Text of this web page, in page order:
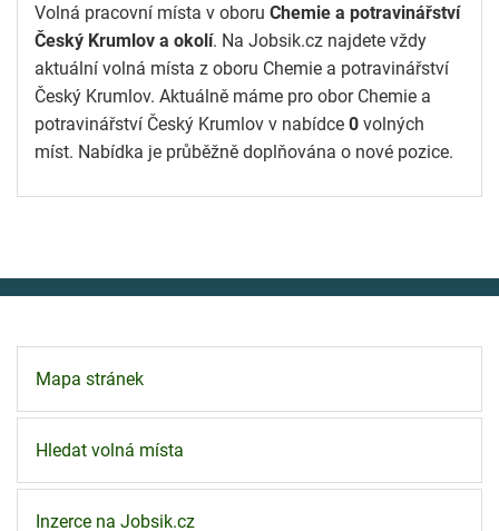
Volná pracovní místa v oboru Chemie a potravinářství
Český Krumlov a okolí. Na Jobsik.cz najdete vždy
aktuální volná místa z oboru Chemie a potravinářství
Český Krumlov. Aktuálně máme pro obor Chemie a
potravinářství Český Krumlov v nabídce 0 volných
míst. Nabídka je průběžně doplňována o nové pozice.
Mapa stránek
Hledat volná místa
Inzerce na Jobsik.cz